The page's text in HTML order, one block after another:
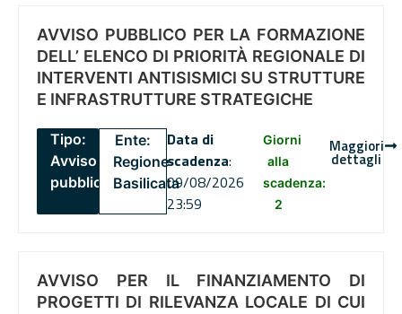
AVVISO PUBBLICO PER LA FORMAZIONE
DELL’ ELENCO DI PRIORITÀ REGIONALE DI
INTERVENTI ANTISISMICI SU STRUTTURE
E INFRASTRUTTURE STRATEGICHE
Tipo:
Avviso
pubblico
Ente:
Regione
Basilicata
Data di
scadenza:
09/08/2026
23:59
Giorni
alla
scadenza:
2
Maggiori
dettagli
AVVISO PER IL FINANZIAMENTO DI
PROGETTI DI RILEVANZA LOCALE DI CUI